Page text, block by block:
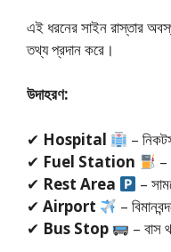
এই ধরনের সাইন রাস্তার
তথ্য প্রদান করে।
উদাহরণ:
✔ Hospital
–
✔ Fuel Station
–
✔ Rest Area
–
✔ Airport
–
✔ Bus Stop – বাস